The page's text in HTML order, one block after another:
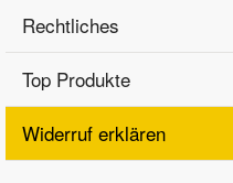
Rechtliches
Top Produkte
Widerruf erklären